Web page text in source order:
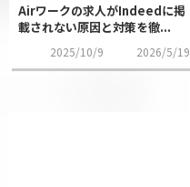
Airワークの求人がIndeedに掲
載されない原因と対策を徹...
2025/10/9 2026/5/19